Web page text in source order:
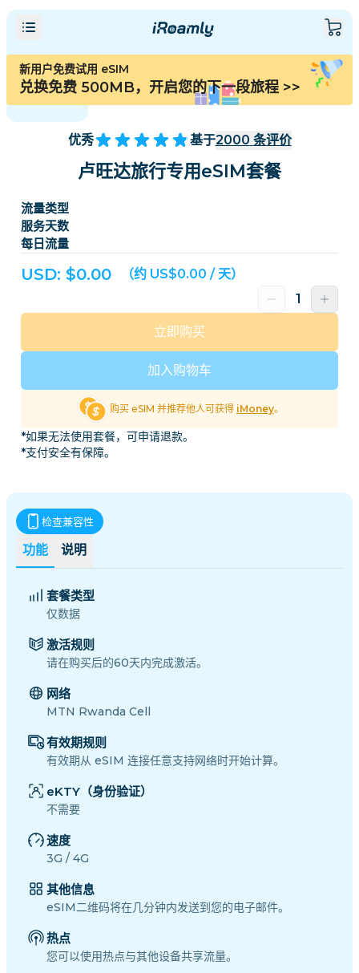
新用户免费试用 eSIM
兑换免费 500MB，开启您的下一段旅程 >>
优秀 基于2000 条评价
卢旺达旅行专用eSIM套餐
流量类型
服务天数
每日流量
USD: $0.00 （约 US$0.00 / 天）
加入购物车
立即购买
购买 eSIM 并推荐他人可获得 iMoney。
*如果无法使用套餐，可申请退款。
*支付安全有保障。
功能 说明
检查兼容性
套餐类型
仅数据
激活规则
请在购买后的60天内完成激活。
网络
MTN Rwanda Cell
有效期规则
有效期从 eSIM 连接任意支持网络时开始计算。
eKTY（身份验证）
不需要
速度
3G / 4G
其他信息
eSIM二维码将在几分钟内发送到您的电子邮件。
热点
您可以使用热点与其他设备共享流量。